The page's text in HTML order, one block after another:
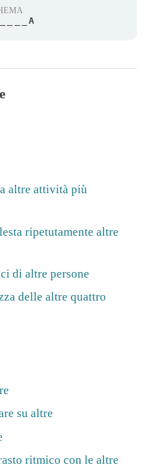
altre attività più
ripetutamente altre
di altre persone
delle altre quattro
su altre
ritmico con le altre